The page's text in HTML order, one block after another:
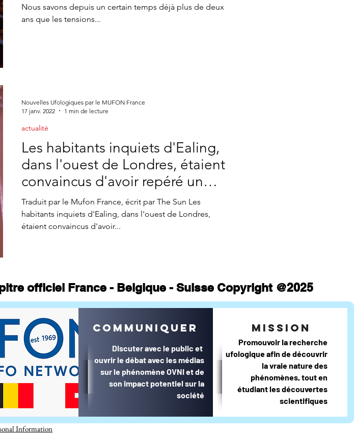
Nous savons depuis un certain temps déjà plus de deux
ans que les tensions...
Les habitants inquiets d'Ealing,
dans l'ouest de Londres, étaient
convaincus d'avoir repéré un
OVNI
Traduit par le Mufon France, écrit par The Sun Les
habitants inquiets d'Ealing, dans l'ouest de Londres,
étaient convaincus d'avoir...
actualité
Nouvelles Ufologiques par le MUFON France
17 janv. 2022
1 min de lecture
officiel France - Belgique - Suisse Copyright @2025
communiquer
Discuter avec le public et
ouvrir le débat avec les médias
sur le phénomène OVNI et de
son impact potentiel sur la
société
mission
Promouvoir la recherche
ufologique afin de découvrir
la vraie nature des
phénomènes, tout en
étudiant les découvertes
scientifiques
Information